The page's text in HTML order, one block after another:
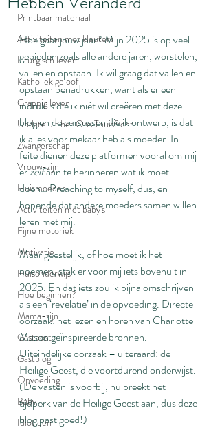
Printbaar materiaal
Activiteiten met kleuters
Liturgisch leven
Katholiek geloof
Grappig leven
Update uit het Ons Thuisfront
Zwangerschap
Vrouw-zijn
Huismoeder
Activiteiten met baby's
Fijne motoriek
Motivatie
Huisonderwijs
Hoe beginnen?
Mama-zijn
Gastpost
Gastblog
Opvoeding
Baby
Idiotieën
Hoe gaat jouw jaar? Mijn 2025 is op veel
gebieden zoals alle andere jaren, worstelen,
vallen en opstaan. Ik wil graag dat vallen en
opstaan benadrukken, want als er een
indruk is die ik niét wil creëren met deze
blog en de cursussen die ik ontwerp, is dat
ik alles voor mekaar heb als moeder. In
feite dienen deze platformen vooral om mij
er zelf aan te herinneren wat ik moet
doen… Preaching to myself, dus, en
hopende dat andere moeders samen willen
leren met mij.
Maar geestelijk, of hoe moet ik het
noemen, stak er voor mij iets bovenuit in
2025. En dat iets zou ik bijna omschrijven
als een ‘revelatie’ in de opvoeding. Directe
oorzaak: het lezen en horen van Charlotte
Mason geïnspireerde bronnen.
Uiteindelijke oorzaak – uiteraard: de
Heilige Geest, die voortdurend onderwijst.
(De vasten is voorbij, nu breekt het
tijdperk van de Heilige Geest aan, dus deze
blog past goed!)